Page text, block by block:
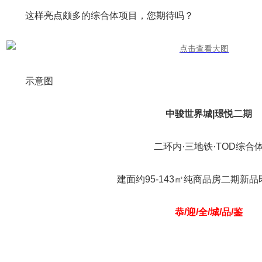
这样亮点颇多的综合体项目，您期待吗？
示意图
中骏世界城|璟悦二期
二环内·三地铁·TOD综合
建面约95-143㎡纯商品房二期新品
恭/迎/全/城/品/鉴